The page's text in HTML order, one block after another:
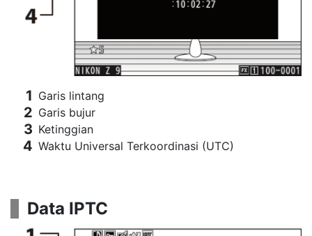
Garis lintang
Garis bujur
Ketinggian
Waktu Universal Terkoordinasi (UTC)
Data IPTC